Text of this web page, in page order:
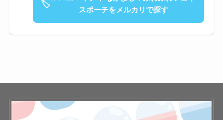
🏷
スポーチをメルカリで探す